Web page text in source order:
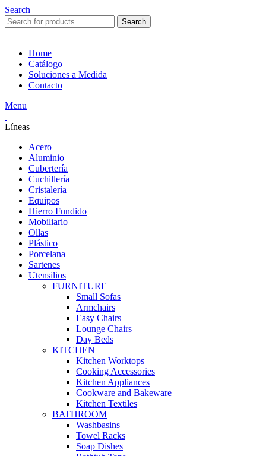
Search
Search
Home
Catálogo
Soluciones a Medida
Contacto
Menu
Líneas
Acero
Aluminio
Cubertería
Cuchillería
Cristalería
Equipos
Hierro Fundido
Mobiliario
Ollas
Plástico
Porcelana
Sartenes
Utensilios
FURNITURE
Small Sofas
Armchairs
Easy Chairs
Lounge Chairs
Day Beds
KITCHEN
Kitchen Worktops
Cooking Accessories
Kitchen Appliances
Cookware and Bakeware
Kitchen Textiles
BATHROOM
Washbasins
Towel Racks
Soap Dishes